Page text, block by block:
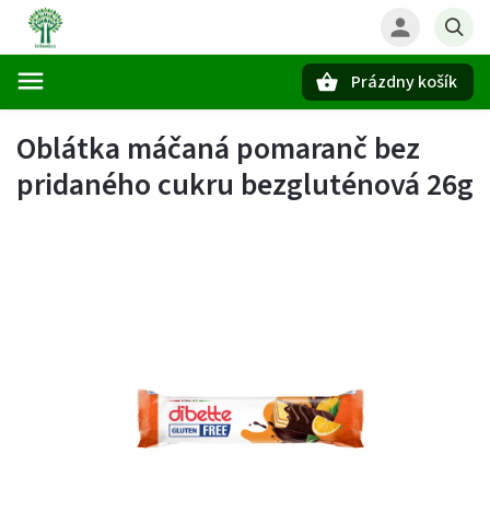
Prázdny košík
Oblátka máčaná pomaranč bez
pridaného cukru bezgluténová 26g